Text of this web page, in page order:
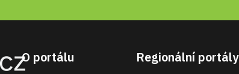
O portálu Regionální portály